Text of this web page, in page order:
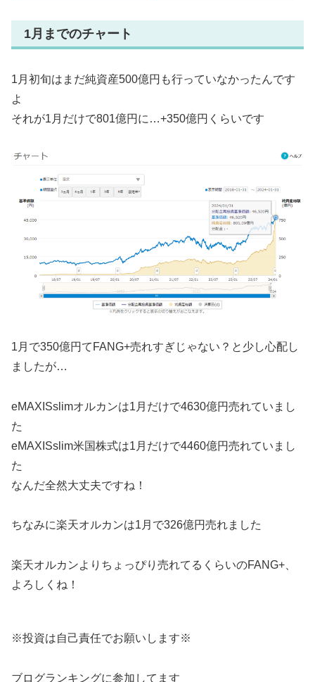
1月までのチャート
1月初旬はまだ純資産500億円も行っていなかったんです
よ
それが1月だけで801億円に…+350億円くらいです
1月で350億円てFANG+売れすぎじゃない？と少し心配し
ましたが…
eMAXISslimオルカンは1月だけで4630億円売れていまし
た
eMAXISslim米国株式は1月だけで4460億円売れていまし
た
なんだ全然大丈夫ですね！
ちなみに楽天オルカンは1月で326億円売れました
楽天オルカンよりちょっぴり売れてるくらいのFANG+、
よろしくね！
※投資は自己責任でお願いします※
ブログランキングに参加してます